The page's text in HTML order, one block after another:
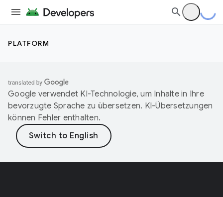
PLATFORM
Google verwendet KI-Technologie, um Inhalte in Ihre
bevorzugte Sprache zu übersetzen. KI-Übersetzungen
können Fehler enthalten.